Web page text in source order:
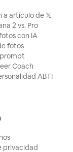
a artículo de 𝕏
2 vs. Pro
con IA
fotos
Coach
ABTI
privacidad